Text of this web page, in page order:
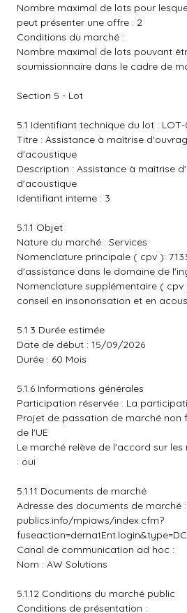
Nombre maximal de lots pour
peut présenter une offre : 2
Conditions du marché :
Nombre maximal de lots pouvant
soumissionnaire dans le cadre de
Section 5 - Lot
5.1 Identifiant technique du lot : LOT-
Titre : Assistance à maîtrise
d'acoustique
Description : Assistance à maîtrise
d'acoustique
Identifiant interne : 3
5.1.1 Objet
Nature du marché : Services
Nomenclature principale ( cpv ):
d'assistance dans le domaine de
Nomenclature supplémentaire ( cpv
conseil en insonorisation et en
5.1.3 Durée estimée
Date de début : 15/09/2026
Durée : 60 Mois
5.1.6 Informations générales
Participation réservée : La
Projet de passation de marché non
de l'UE
Le marché relève de l'accord sur
: oui
5.1.11 Documents de marché
Adresse des documents de marché :
publics.info/mpiaws/index.cfm?
Canal de communication ad hoc :
Nom : AW Solutions
5.1.12 Conditions du marché public
Conditions de présentation :